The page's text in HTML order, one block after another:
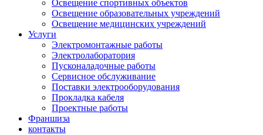
Освещение спортивных объектов
Освещение образовательных учреждений
Освещение медицинских учреждений
Услуги
Электромонтажные работы
Электролаборатория
Пусконаладочные работы
Сервисное обслуживание
Поставки электрооборудования
Прокладка кабеля
Проектные работы
Франшиза
контакты